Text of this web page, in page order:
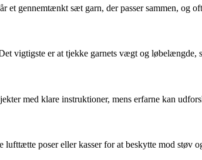
gennemtænkt sæt garn, der passer sammen, og
vigtigste er at tjekke garnets vægt og løbelængde,
med klare instruktioner, mens erfarne kan
poser eller kasser for at beskytte mod støv